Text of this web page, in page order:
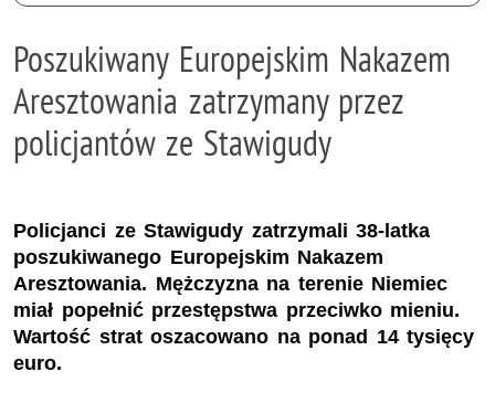
Poszukiwany Europejskim Nakazem
Aresztowania zatrzymany przez
policjantów ze Stawigudy
Policjanci ze Stawigudy zatrzymali 38-latka
poszukiwanego Europejskim Nakazem
Aresztowania. Mężczyzna na terenie Niemiec
miał popełnić przestępstwa przeciwko mieniu.
Wartość strat oszacowano na ponad 14 tysięcy
euro.